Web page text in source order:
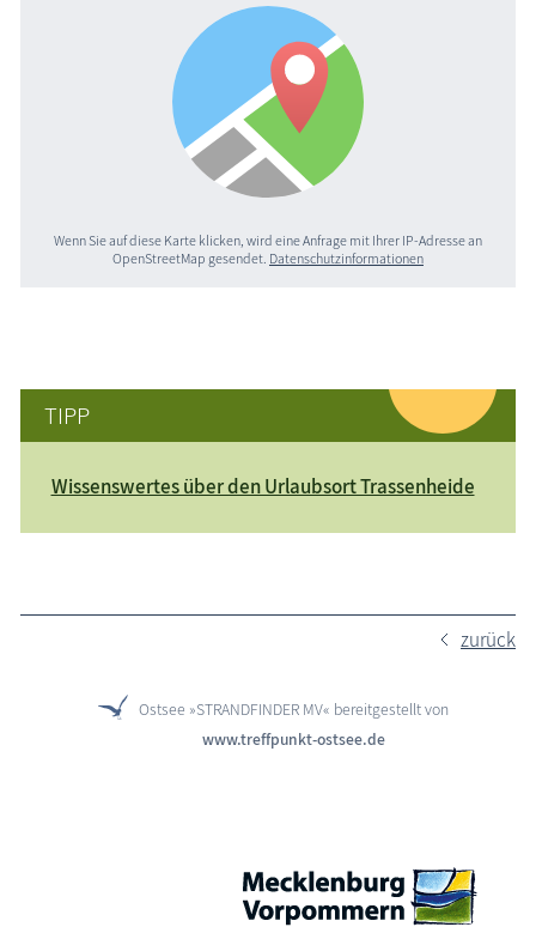
Wenn Sie auf diese Karte klicken, wird eine Anfrage mit Ihrer IP-Adresse an
OpenStreetMap gesendet. Datenschutzinformationen
TIPP
Wissenswertes über den Urlaubsort Trassenheide
zurück
Ostsee »STRANDFINDER MV« bereitgestellt von
www.treffpunkt-ostsee.de